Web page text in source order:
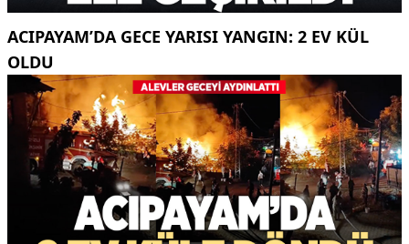
ACIPAYAM’DA GECE YARISI YANGIN: 2 EV KÜL
OLDU